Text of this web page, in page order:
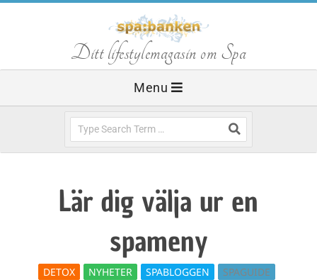
S
p
a
Ditt lifestylemagasin om Spa
Menu
Lär dig välja ur en
spameny
DETOX NYHETER SPABLOGGEN
SPAGUIDE